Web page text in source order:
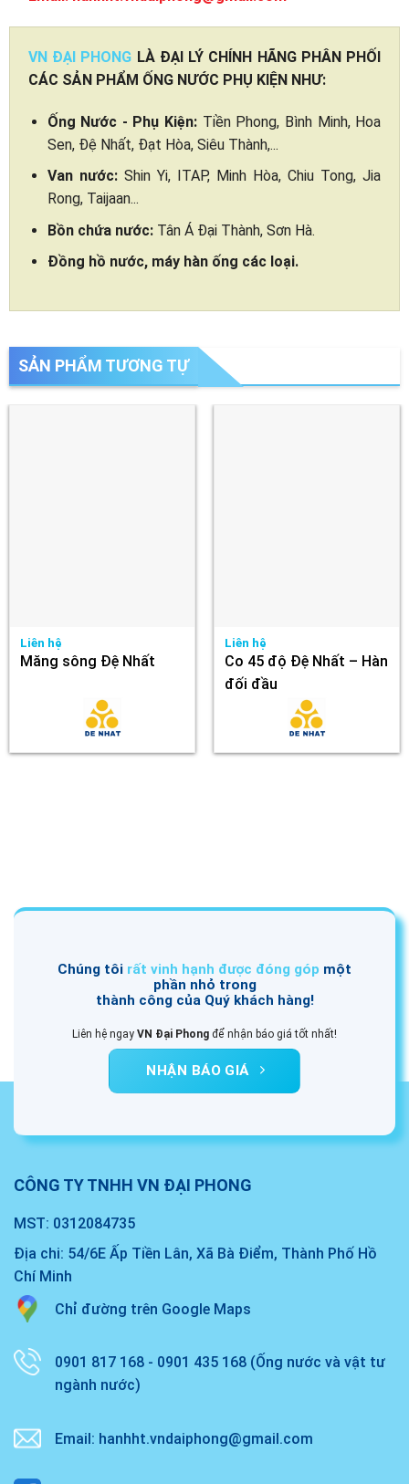
VN ĐẠI PHONG LÀ ĐẠI LÝ CHÍNH HÃNG PHÂN PHỐI
CÁC SẢN PHẨM ỐNG NƯỚC PHỤ KIỆN NHƯ:
Ống Nước - Phụ Kiện: Tiền Phong, Bình Minh, Hoa
Sen, Đệ Nhất, Đạt Hòa, Siêu Thành,...
Van nước:Shin Yi, ITAP, Minh Hòa, Chiu Tong, Jia
Rong, Taijaan...
Bồn chứa nước:Tân Á Đại Thành, Sơn Hà.
Đồng hồ nước, máy hàn ống các loại.
SẢN PHẨM TƯƠNG TỰ
Liên hệ
Măng sông Đệ Nhất
Liên hệ
Co 45 độ Đệ Nhất – Hàn
đối đầu
Chúng tôi rất vinh hạnh được đóng góp một
phần nhỏ trong
thành công của Quý khách hàng!
Liên hệ ngay VN Đại Phong để nhận báo giá tốt nhất!
NHẬN BÁO GIÁ
CÔNG TY TNHH VN ĐẠI PHONG
MST: 0312084735
Địa chi: 54/6E Ấp Tiền Lân, Xã Bà Điểm, Thành Phố Hồ
Chí Minh
Chỉ đường trên Google Maps
0901 817 168 - 0901 435 168 (Ống nước và vật tư
ngành nước)
Email: hanhht.vndaiphong@gmail.com